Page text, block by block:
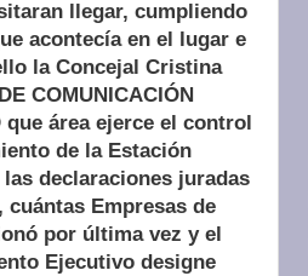
llegar, cumpliendo
acontecía en el lugar e
la Concejal Cristina
COMUNICACIÓN
área ejerce el control
de la Estación
declaraciones juradas
Empresas de
por última vez y el
Ejecutivo designe